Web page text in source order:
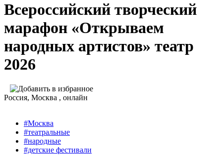
Всероссийский творческий
марафон «Открываем
народных артистов» театр
2026
Россия, Москва , онлайн
#Москва
#театральные
#народные
#детские фестивали